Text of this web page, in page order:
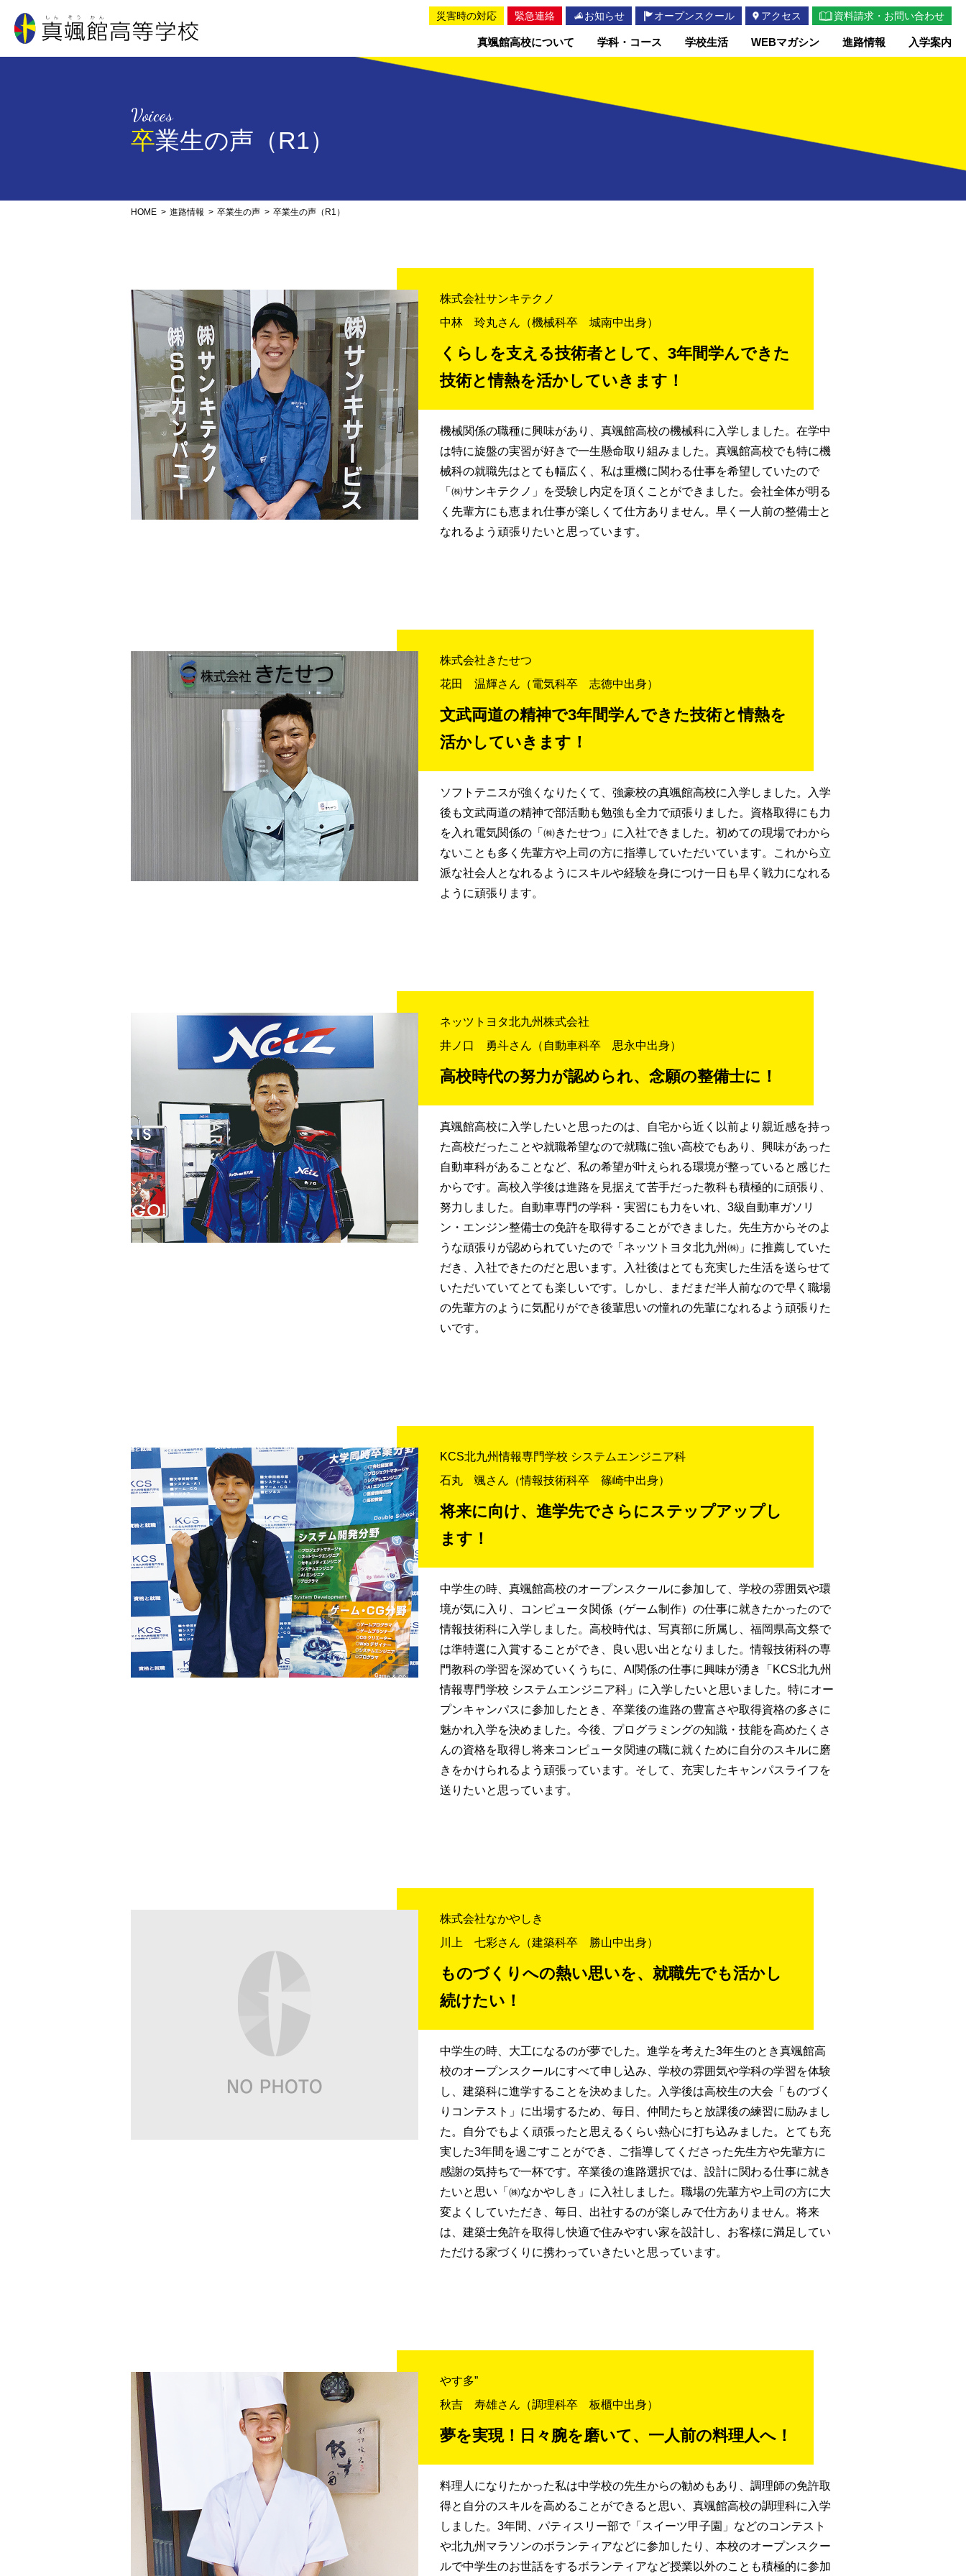
真颯館高校について
学科・コース 学校生活 WEBマガシン 進路情報 入学案内
災害時の対応 緊急連絡 お知らせ オープンスクール アクセス 資料請求・お問い合わせ
Voices
卒業生の声（R1）
HOME 進路情報 卒業生の声 卒業生の声（R1）
株式会社サンキテクノ
中林 玲丸さん （機械科卒 城南中出身）
くらしを支える技術者として、3年間学んできた
技術と情熱を活かしていきます！
機械関係の職種に興味があり、真颯館高校の機械科に入学しました。在学中
は特に旋盤の実習が好きで一生懸命取り組みました。真颯館高校でも特に機
械科の就職先はとても幅広く、私は重機に関わる仕事を希望していたので
「㈱サンキテクノ」を受験し内定を頂くことができました。会社全体が明る
く先輩方にも恵まれ仕事が楽しくて仕方ありません。早く一人前の整備士と
なれるよう頑張りたいと思っています。
株式会社きたせつ
花田 温輝さん （電気科卒 志徳中出身）
文武両道の精神で3年間学んできた技術と情熱を
活かしていきます！
ソフトテニスが強くなりたくて、強豪校の真颯館高校に入学しました。入学
後も文武両道の精神で部活動も勉強も全力で頑張りました。資格取得にも力
を入れ電気関係の「㈱きたせつ」に入社できました。初めての現場でわから
ないことも多く先輩方や上司の方に指導していただいています。これから立
派な社会人となれるようにスキルや経験を身につけ一日も早く戦力になれる
ように頑張ります。
ネッツトヨタ北九州株式会社
井ノ口 勇斗さん （自動車科卒 思永中出身）
高校時代の努力が認められ、念願の整備士に！
真颯館高校に入学したいと思ったのは、自宅から近く以前より親近感を持っ
た高校だったことや就職希望なので就職に強い高校でもあり、興味があった
自動車科があることなど、私の希望が叶えられる環境が整っていると感じた
からです。高校入学後は進路を見据えて苦手だった教科も積極的に頑張り、
努力しました。自動車専門の学科・実習にも力をいれ、3級自動車ガソリ
ン・エンジン整備士の免許を取得することができました。先生方からそのよ
うな頑張りが認められていたので「ネッツトヨタ北九州㈱」に推薦していた
だき、入社できたのだと思います。入社後はとても充実した生活を送らせて
いただいていてとても楽しいです。しかし、まだまだ半人前なので早く職場
の先輩方のように気配りができ後輩思いの憧れの先輩になれるよう頑張りた
いです。
KCS北九州情報専門学校 システムエンジニア科
石丸 颯さん （情報技術科卒 篠崎中出身）
将来に向け、進学先でさらにステップアップし
ます！
中学生の時、真颯館高校のオープンスクールに参加して、学校の雰囲気や環
境が気に入り、コンピュータ関係（ゲーム制作）の仕事に就きたかったので
情報技術科に入学しました。高校時代は、写真部に所属し、福岡県高文祭で
は準特選に入賞することができ、良い思い出となりました。情報技術科の専
門教科の学習を深めていくうちに、AI関係の仕事に興味が湧き「KCS北九州
情報専門学校 システムエンジニア科」に入学したいと思いました。特にオー
プンキャンパスに参加したとき、卒業後の進路の豊富さや取得資格の多さに
魅かれ入学を決めました。今後、プログラミングの知識・技能を高めたくさ
んの資格を取得し将来コンピュータ関連の職に就くために自分のスキルに磨
きをかけられるよう頑張っています。そして、充実したキャンパスライフを
送りたいと思っています。
株式会社なかやしき
川上 七彩さん （建築科卒 勝山中出身）
ものづくりへの熱い思いを、就職先でも活かし
続けたい！
中学生の時、大工になるのが夢でした。進学を考えた3年生のとき真颯館高
校のオープンスクールにすべて申し込み、学校の雰囲気や学科の学習を体験
し、建築科に進学することを決めました。入学後は高校生の大会「ものづく
りコンテスト」に出場するため、毎日、仲間たちと放課後の練習に励みまし
た。自分でもよく頑張ったと思えるくらい熱心に打ち込みました。とても充
実した3年間を過ごすことができ、ご指導してくださった先生方や先輩方に
感謝の気持ちで一杯です。卒業後の進路選択では、設計に関わる仕事に就き
たいと思い「㈱なかやしき」に入社しました。職場の先輩方や上司の方に大
変よくしていただき、毎日、出社するのが楽しみで仕方ありません。将来
は、建築士免許を取得し快適で住みやすい家を設計し、お客様に満足してい
ただける家づくりに携わっていきたいと思っています。
やす多”
秋吉 寿雄さん （調理科卒 板櫃中出身）
夢を実現！日々腕を磨いて、一人前の料理人へ！
料理人になりたかった私は中学校の先生からの勧めもあり、調理師の免許取
得と自分のスキルを高めることができると思い、真颯館高校の調理科に入学
しました。3年間、パティスリー部で「スイーツ甲子園」などのコンテスト
や北九州マラソンのボランティアなどに参加したり、本校のオープンスクー
ルで中学生のお世話をするボランティアなど授業以外のことも積極的に参加